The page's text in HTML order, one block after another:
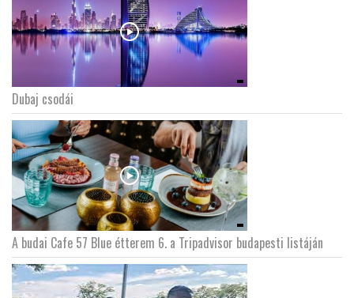
Dubaj csodái
A budai Cafe 57 Blue étterem 6. a Tripadvisor budapesti listáján